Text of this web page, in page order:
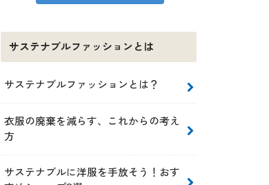
サステナブルファッションとは
サステナブルファッションとは？
衣服の廃棄を減らす、これからの考え
方
サステナブルに洋服を手放そう！おす